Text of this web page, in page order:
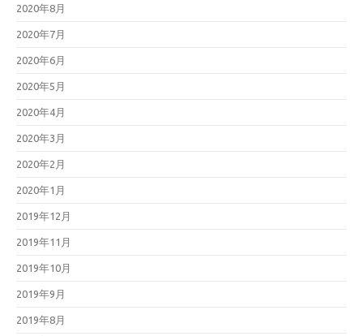
2020年8月
2020年7月
2020年6月
2020年5月
2020年4月
2020年3月
2020年2月
2020年1月
2019年12月
2019年11月
2019年10月
2019年9月
2019年8月